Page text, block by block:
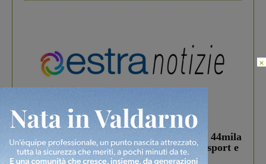
In vetrina 3 Agosto 2026
Estra Notizie agosto: Smart Cities, oltre 44mila
studenti coinvolti, torna il bando per lo sport e
debutta il podcast Estrair
×